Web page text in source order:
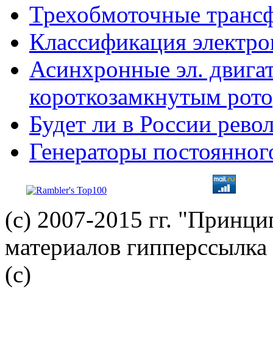
Трехобмоточные
Классификация
Асинхронные эл.
короткозамкнутым
Будет ли в России
Генераторы
(с) 2007-2015 гг.
материалов гипперссылка
(c)